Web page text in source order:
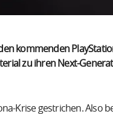
kommenden
zu ihren Next-
Krise gestrichen. Also